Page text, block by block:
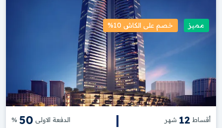
مميز خصم على الكاش 10%
أقساط 12 شهر | الدفعة الاولى 50
%